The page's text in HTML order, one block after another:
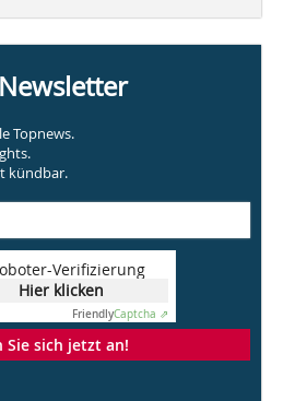
Topnews.
kündbar.
Verifizierung
Hier klicken
FriendlyCaptcha ⇗
Sie sich jetzt an!